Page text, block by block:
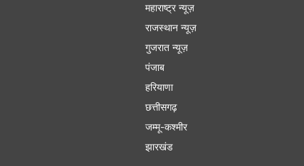
महाराष्ट्र न्यूज़
राजस्थान न्यूज़
गुजरात न्यूज़
पंजाब
हरियाणा
छत्तीसगढ़
जम्मू-कश्मीर
झारखंड